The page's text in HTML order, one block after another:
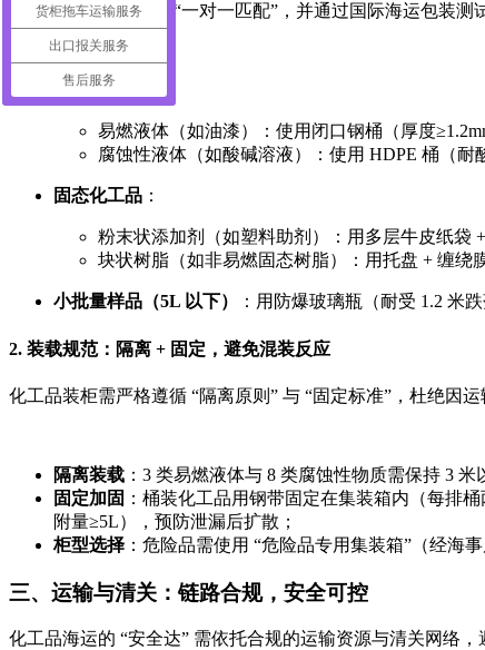
包装需与化工品特性 “一对一匹配”，并通过国际海运包装测
液态化工品
易燃液体（如油漆）：使用闭口钢桶（厚度
腐蚀性液体（如酸碱溶液）：使用 HDPE 桶（耐
固态化工品 ：
粉末状添加剂（如塑料助剂）：用多层牛皮纸袋
块状树脂（如非易燃固态树脂）：用托盘 + 缠绕
小批量样品（5L 以下） ：用防爆玻璃瓶（耐受 1.2 米
2. 装载规范：隔离 + 固定，避免混装反应
化工品装柜需严格遵循 “隔离原则” 与 “固定标准”，杜绝因
隔离装载 ：3 类易燃液体与 8 类腐蚀性物质需保持 3
固定加固 ：桶装化工品用钢带固定在集装箱内（每排
附量≥5L），预防泄漏后扩散；
柜型选择 ：危险品需使用 “危险品专用集装箱”（经海
三、运输与清关：链路合规，安全可控
化工品海运的 “安全达” 需依托合规的运输资源与清关网络，
货柜拖车运输服务
出口报关服务
售后服务